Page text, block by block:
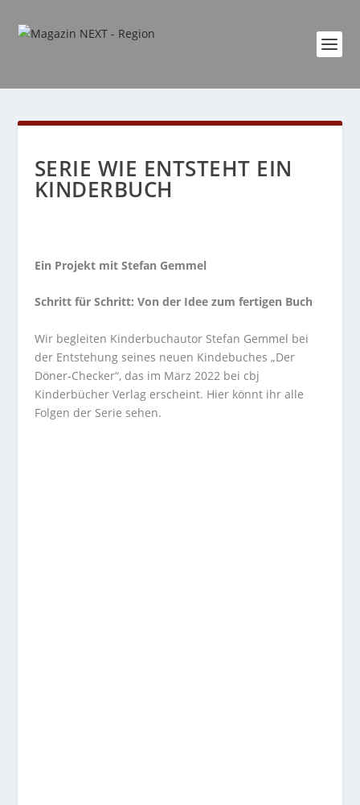
SERIE WIE ENTSTEHT EIN
KINDERBUCH
Ein Projekt mit Stefan Gemmel
Schritt für Schritt: Von der Idee zum fertigen Buch
Wir begleiten Kinderbuchautor Stefan Gemmel bei
der Entstehung seines neuen Kindebuches „Der
Döner-Checker“, das im März 2022 bei cbj
Kinderbücher Verlag erscheint. Hier könnt ihr alle
Folgen der Serie sehen.